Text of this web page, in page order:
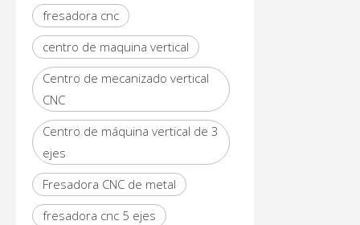
fresadora cnc
centro de maquina vertical
Centro de mecanizado vertical
CNC
Centro de máquina vertical de 3
ejes
Fresadora CNC de metal
fresadora cnc 5 ejes